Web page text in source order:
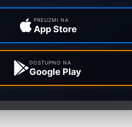
PREUZMI NA
App Store
DOSTUPNO NA
Google Play